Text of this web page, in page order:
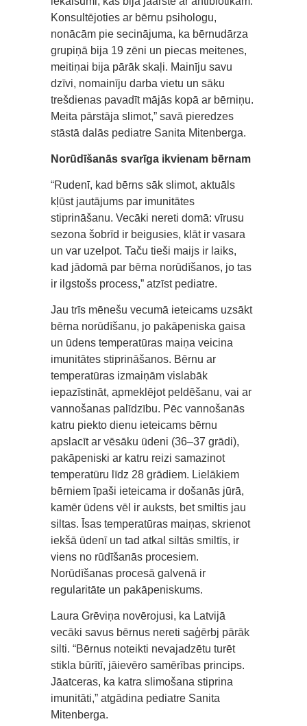
Konsultējoties ar bērnu psihologu,
nonācām pie secinājuma, ka bērnudārza
grupiņā bija 19 zēni un piecas meitenes,
meitiņai bija pārāk skaļi. Mainīju savu
dzīvi, nomainīju darba vietu un sāku
trešdienas pavadīt mājās kopā ar bērniņu.
Meita pārstāja slimot,” savā pieredzes
stāstā dalās pediatre Sanita Mitenberga.
Norūdīšanās svarīga ikvienam bērnam
“Rudenī, kad bērns sāk slimot, aktuāls
kļūst jautājums par imunitātes
stiprināšanu. Vecāki nereti domā: vīrusu
sezona šobrīd ir beigusies, klāt ir vasara
un var uzelpot. Taču tieši maijs ir laiks,
kad jādomā par bērna norūdīšanos, jo tas
ir ilgstošs process,” atzīst pediatre.
Jau trīs mēnešu vecumā ieteicams uzsākt
bērna norūdīšanu, jo pakāpeniska gaisa
un ūdens temperatūras maiņa veicina
imunitātes stiprināšanos. Bērnu ar
temperatūras izmaiņām vislabāk
iepazīstināt, apmeklējot peldēšanu, vai ar
vannošanas palīdzību. Pēc vannošanās
katru piekto dienu ieteicams bērnu
apslacīt ar vēsāku ūdeni (36–37 grādi),
pakāpeniski ar katru reizi samazinot
temperatūru līdz 28 grādiem. Lielākiem
bērniem īpaši ieteicama ir došanās jūrā,
kamēr ūdens vēl ir auksts, bet smiltis jau
siltas. Īsas temperatūras maiņas, skrienot
iekšā ūdenī un tad atkal siltās smiltīs, ir
viens no rūdīšanās procesiem.
Norūdīšanas procesā galvenā ir
regularitāte un pakāpeniskums.
Laura Grēviņa novērojusi, ka Latvijā
vecāki savus bērnus nereti saģērbj pārāk
silti. “Bērnus noteikti nevajadzētu turēt
stikla būrītī, jāievēro samērības princips.
Jāatceras, ka katra slimošana stiprina
imunitāti,” atgādina pediatre Sanita
Mitenberga.